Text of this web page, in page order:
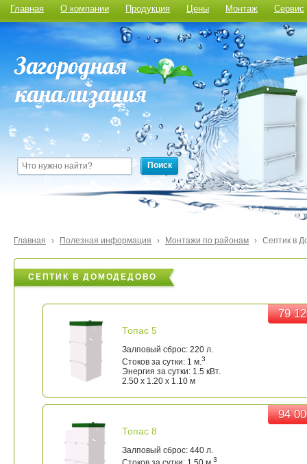
Главная О компании Продукция Цены Монтаж Сервис
Поиск
Главная › Полезная информация › Монтажи по районам › Септик в
СЕПТИК В ДОМОДЕДОВО
79
79
Топас 5
Залповый сброс: 220 л.
Стоков за сутки: 1 м.3
Энергия за сутки: 1.5 кВт.
2.50 x 1.20 x 1.10 м
94
94
Топас 8
Залповый сброс: 440 л.
3